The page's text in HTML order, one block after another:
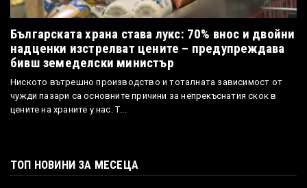
Българската храна става лукс: 70% внос и двойни
надценки изстрелват цените – предупреждава
бивш земеделски министър
Ниското вътрешно производство и тоталната зависимост от
чужди пазари са основните причини за непрекъснатия скок в
цените на храните у нас. Т...
ТОП НОВИНИ ЗА МЕСЕЦА